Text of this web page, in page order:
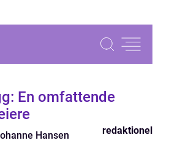
En omfattende
Hansen redaktionel